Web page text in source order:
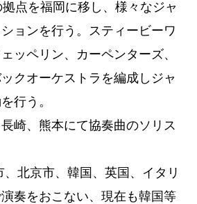
点を福岡に移し、様々なジャ
ョンを行う。スティービーワ
ッペリン、カーペンターズ、
クオーケストラを編成しジャ
行う。
崎、熊本にて協奏曲のソリス
北京市、韓国、英国、イタリ
奏をおこない、現在も韓国等